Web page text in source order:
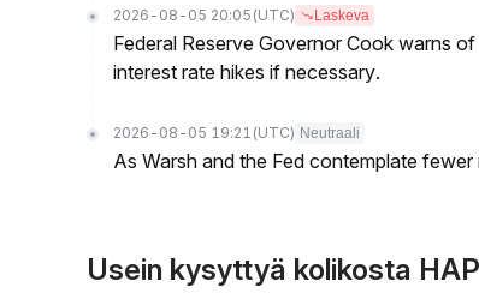
2026-08-05 20:05 (UTC) Laskeva
Federal Reserve Governor Cook warns
interest rate hikes if necessary.
2026-08-05 19:21 (UTC) Neutraali
As Warsh and the Fed contemplate
Usein kysyttyä kolikosta